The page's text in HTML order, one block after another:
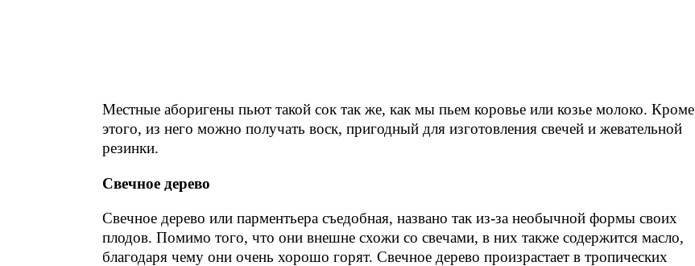
Местные аборигены пьют такой сок так же, как мы пьем коровье или козье молоко. Кроме
этого, из него можно получать воск, пригодный для изготовления свечей и жевательной
резинки.
Свечное дерево
Свечное дерево или парментьера съедобная, названо так из-за необычной формы своих
плодов. Помимо того, что они внешне схожи со свечами, в них также содержится масло,
благодаря чему они очень хорошо горят. Свечное дерево произрастает в тропических